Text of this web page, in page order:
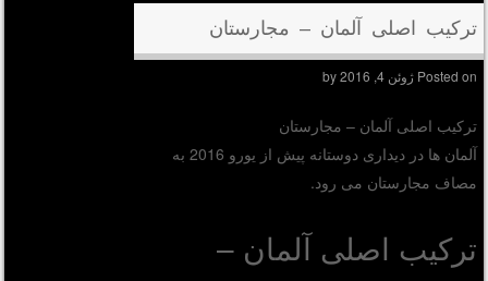
ترکیب اصلی آلمان – مجارستان
Posted onژوئن 4, 2016 by
ترکیب اصلی آلمان – مجارستان
آلمان ها در دیداری دوستانه پیش از یورو 2016 به
مصاف مجارستان می رود.
ترکیب اصلی آلمان –